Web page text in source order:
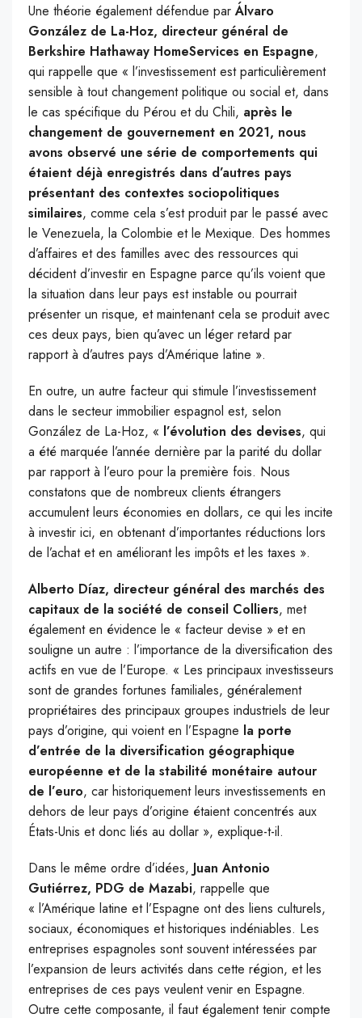
Une théorie également défendue parÁlvaro
González de La-Hoz, directeur général de
Berkshire Hathaway HomeServices en Espagne,
qui rappelle que « l’investissement est particulièrement
sensible à tout changement politique ou social et, dans
le cas spécifique du Pérou et du Chili, après le
changement de gouvernement en 2021, nous
avons observé une série de comportements qui
étaient déjà enregistrés dans d’autres pays
présentant des contextes sociopolitiques
similaires, comme cela s’est produit par le passé avec
le Venezuela, la Colombie et le Mexique. Des hommes
d’affaires et des familles avec des ressources qui
décident d’investir en Espagne parce qu’ils voient que
la situation dans leur pays est instable ou pourrait
présenter un risque, et maintenant cela se produit avec
ces deux pays, bien qu’avec un léger retard par
rapport à d’autres pays d’Amérique latine ».
En outre, un autre facteur qui stimule l’investissement
dans le secteur immobilier espagnol est, selon
González de La-Hoz, « l’évolution des devises, qui
a été marquée l’année dernière par la parité du dollar
par rapport à l’euro pour la première fois. Nous
constatons que de nombreux clients étrangers
accumulent leurs économies en dollars, ce qui les incite
à investir ici, en obtenant d’importantes réductions lors
de l’achat et en améliorant les impôts et les taxes ».
Alberto Díaz, directeur général des marchés des
capitaux de la société de conseil Colliers, met
également en évidence le « facteur devise » et en
souligne un autre : l’importance de la diversification des
actifs en vue de l’Europe. « Les principaux investisseurs
sont de grandes fortunes familiales, généralement
propriétaires des principaux groupes industriels de leur
pays d’origine, qui voient en l’Espagne la porte
d’entrée de la diversification géographique
européenne et de la stabilité monétaire autour
de l’euro, car historiquement leurs investissements en
dehors de leur pays d’origine étaient concentrés aux
États-Unis et donc liés au dollar », explique-t-il.
Dans le même ordre d’idées, Juan Antonio
Gutiérrez, PDG de Mazabi, rappelle que
« l’Amérique latine et l’Espagne ont des liens culturels,
sociaux, économiques et historiques indéniables. Les
entreprises espagnoles sont souvent intéressées par
l’expansion de leurs activités dans cette région, et les
entreprises de ces pays veulent venir en Espagne.
Outre cette composante, il faut également tenir compte